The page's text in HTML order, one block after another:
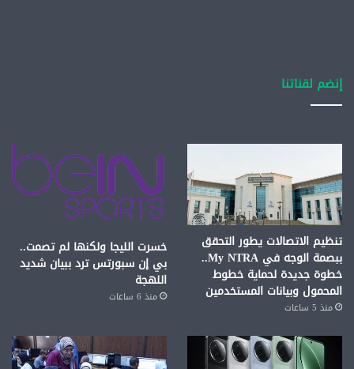
إنضم لقناتنا
تنظيم الاتصالات يطور التحقق
ببصمة الوجه في My NTRA..
خطوة جديدة لحماية خطوط
المحمول وبيانات المستخدمين
منذ 5 ساعات
خسرت الليجا ولكنها لم تصمت..
بي إن سبورتس ترد ببيان شديد
اللهجة
منذ 6 ساعات